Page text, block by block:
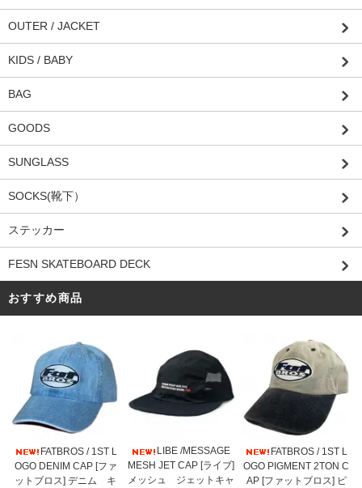
OUTER / JACKET
KIDS / BABY
BAG
GOODS
SUNGLASS
SOCKS(靴下）
ステッカー
FESN SKATEBOARD DECK
おすすめ商品
FATBROS / 1ST L
OGO DENIM CAP [ファ
ットブロス] デニム キ
LIBE /MESSAGE
MESH JET CAP [ライブ]
メッシュ ジェットキャ
FATBROS / 1ST L
OGO PIGMENT 2TON C
AP [ファットブロス] ピ